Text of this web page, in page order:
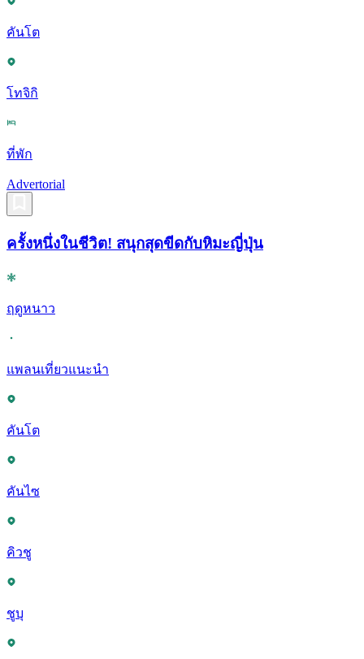
คันโต
โทจิกิ
ที่พัก
Advertorial
ครั้งหนึ่งในชีวิต! สนุกสุดขีดกับหิมะญี่ปุ่น
ฤดูหนาว
แพลนเที่ยวแนะนำ
คันโต
คันไซ
คิวชู
ชูบุ